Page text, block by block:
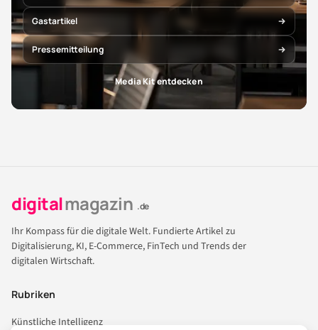
Gastartikel
Pressemitteilung
Media Kit entdecken
digitalmagazin .de
Ihr Kompass für die digitale Welt. Fundierte Artikel zu
Digitalisierung, KI, E-Commerce, FinTech und Trends der
digitalen Wirtschaft.
Rubriken
Künstliche Intelligenz